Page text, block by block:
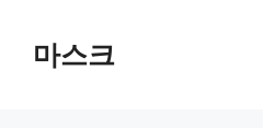
마스크